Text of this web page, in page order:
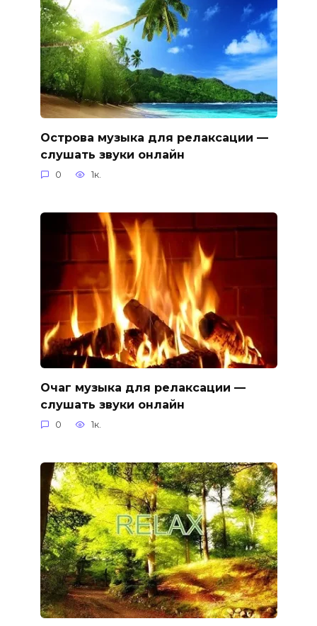
Острова музыка для релаксации —
слушать звуки онлайн
0 1к.
Очаг музыка для релаксации —
слушать звуки онлайн
0 1к.